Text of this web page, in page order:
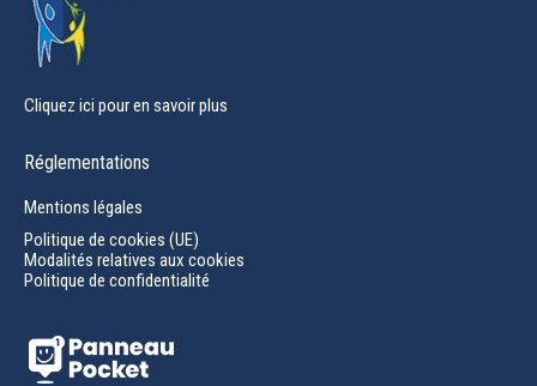
Cliquez ici pour en savoir plus
Réglementations
Mentions légales
Politique de cookies (UE)
Modalités relatives aux cookies
Politique de confidentialité